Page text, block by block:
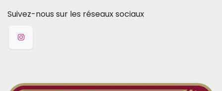
Suivez-nous sur les réseaux sociaux